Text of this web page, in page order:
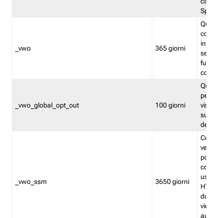
Split
_vwo 365 giorni
_vwo_global_opt_out 100 giorni
su
_vwo_ssm 3650 giorni
viene